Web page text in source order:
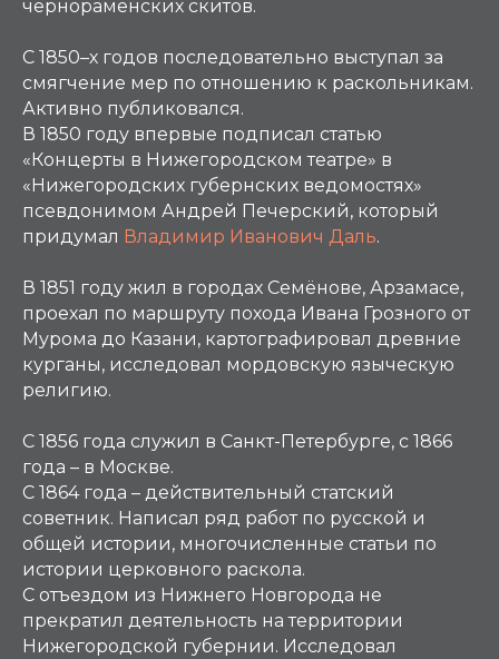
чернораменских скитов.
С 1850–х годов последовательно выступал за
смягчение мер по отношению к раскольникам.
Активно публиковался.
В 1850 году впервые подписал статью
«Концерты в Нижегородском театре» в
«Нижегородских губернских ведомостях»
псевдонимом Андрей Печерский, который
придумал Владимир Иванович Даль.
В 1851 году жил в городах Семёнове, Арзамасе,
проехал по маршруту похода Ивана Грозного от
Мурома до Казани, картографировал древние
курганы, исследовал мордовскую языческую
религию.
С 1856 года служил в Санкт-Петербурге, с 1866
года – в Москве.
С 1864 года – действительный статский
советник. Написал ряд работ по русской и
общей истории, многочисленные статьи по
истории церковного раскола.
С отъездом из Нижнего Новгорода не
прекратил деятельность на территории
Нижегородской губернии. Исследовал